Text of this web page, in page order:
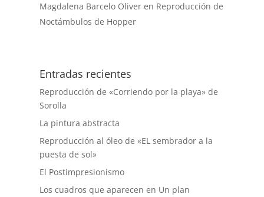
Magdalena Barcelo Oliver en Reproducción de
Noctámbulos de Hopper
Entradas recientes
Reproducción de «Corriendo por la playa» de
Sorolla
La pintura abstracta
Reproducción al óleo de «EL sembrador a la
puesta de sol»
El Postimpresionismo
Los cuadros que aparecen en Un plan